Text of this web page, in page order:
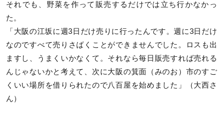
それでも、野菜を作って販売するだけでは立ち行かなかっ
た。
「大阪の江坂に週3日だけ売りに行ったんです。週に3日だけ
なのですべて売りさばくことができませんでした。ロスも出
ますし、うまくいかなくて。それなら毎日販売すれば売れる
んじゃないかと考えて、次に大阪の箕面（みのお）市のすご
くいい場所を借りられたので八百屋を始めました」（大西さ
ん）